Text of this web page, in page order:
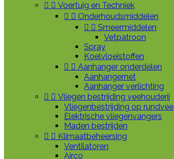
  Voertuig en Techniek
  Onderhoudsmiddelen
  Smeermiddelen
Vetpatroon
Spray
Koelvloeistoffen
  Aanhanger onderdelen
Aanhangernet
Aanhanger verlichting
  Vliegen bestrijding veehouderij
Vliegenbestrijding op rundvee
Elektrische vliegenvangers
Maden bestrijden
  Klimaatbeheersing
Ventilatoren
Airco